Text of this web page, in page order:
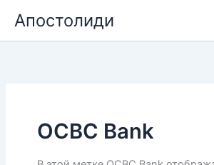
содержимому
Апостолиди
OCBC Bank